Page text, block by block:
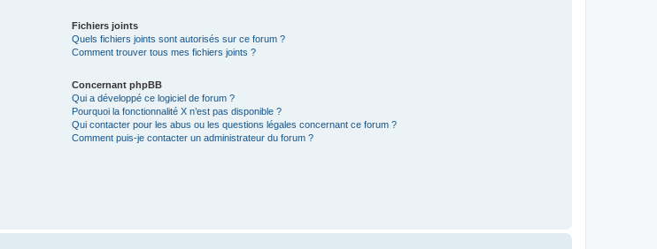
Fichiers joints
Quels fichiers joints sont autorisés sur ce forum ?
Comment trouver tous mes fichiers joints ?
Concernant phpBB
Qui a développé ce logiciel de forum ?
Pourquoi la fonctionnalité X n’est pas disponible ?
Qui contacter pour les abus ou les questions légales concernant ce forum ?
Comment puis-je contacter un administrateur du forum ?